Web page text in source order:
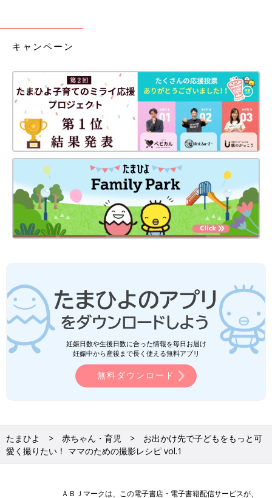
キャンペーン
妊娠日数や生後日数に合った情報を毎日お届け
妊娠中から産後まで長く使える無料アプリ
無料ダウンロード
たまひよ 赤ちゃん・育児
お出かけ先で子どもをもっと可
愛く撮りたい！ ママのための撮影レシピ vol.1
ＡＢＪマークは、この電子書店・電子書籍配信サービスが、